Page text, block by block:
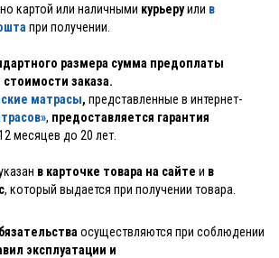
картой или наличными курьеруили в
при получении.
размера сумма предоплаты
стоимости заказа.
матрасы, представленные в интернет-
, предоставляется гарантия
месяцев до 20 лет.
в карточке товара на сайте и в
, который выдается при получении товара.
осуществляются при соблюдении
эксплуатации и